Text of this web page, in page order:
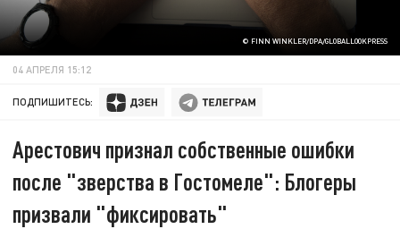
© FINN WINKLER/DPA/GLOBALLOOKPRESS
04 АПРЕЛЯ 15:12
ПОДПИШИТЕСЬ:
Арестович признал собственные ошибки
после "зверства в Гостомеле": Блогеры
призвали "фиксировать"